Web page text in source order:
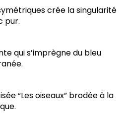
crée la singularité
pur.
qui s’imprègne du bleu
“Les oiseaux” brodée à la